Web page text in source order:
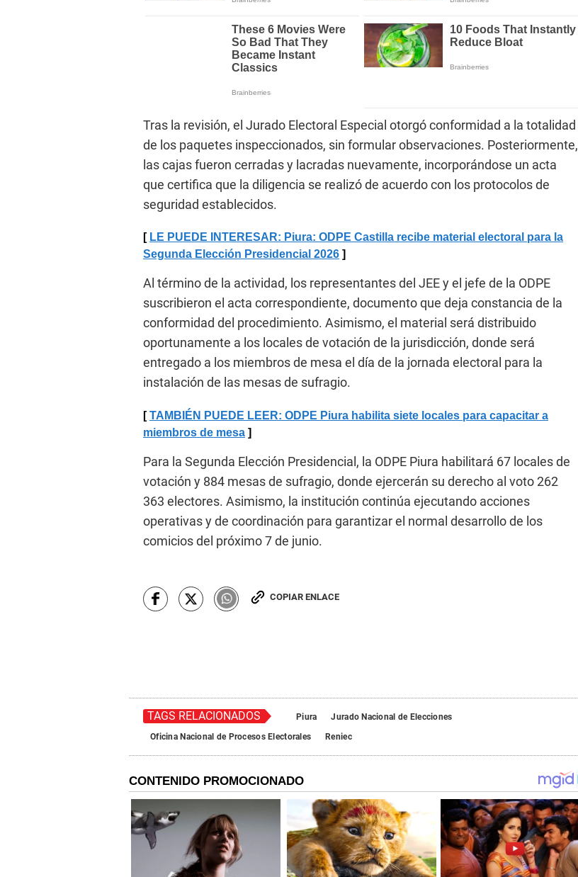
Tras la revisión, el Jurado Electoral Especial otorgó conformidad a la totalidad
de los paquetes inspeccionados, sin formular observaciones. Posteriormente,
las cajas fueron cerradas y lacradas nuevamente, incorporándose un acta
que certifica que la diligencia se realizó de acuerdo con los protocolos de
seguridad establecidos.
LE PUEDE INTERESAR: Piura: ODPE Castilla recibe material electoral para la
Segunda Elección Presidencial 2026
Al término de la actividad, los representantes del JEE y el jefe de la ODPE
suscribieron el acta correspondiente, documento que deja constancia de la
conformidad del procedimiento. Asimismo, el material será distribuido
oportunamente a los locales de votación de la jurisdicción, donde será
entregado a los miembros de mesa el día de la jornada electoral para la
instalación de las mesas de sufragio.
TAMBIÉN PUEDE LEER: ODPE Piura habilita siete locales para capacitar a
miembros de mesa
Para la Segunda Elección Presidencial, la ODPE Piura habilitará 67 locales de
votación y 884 mesas de sufragio, donde ejercerán su derecho al voto 262
363 electores. Asimismo, la institución continúa ejecutando acciones
operativas y de coordinación para garantizar el normal desarrollo de los
comicios del próximo 7 de junio.
COPIAR ENLACE
TAGS RELACIONADOS Piura
Jurado Nacional de Elecciones
Oficina Nacional de Procesos Electorales
Reniec